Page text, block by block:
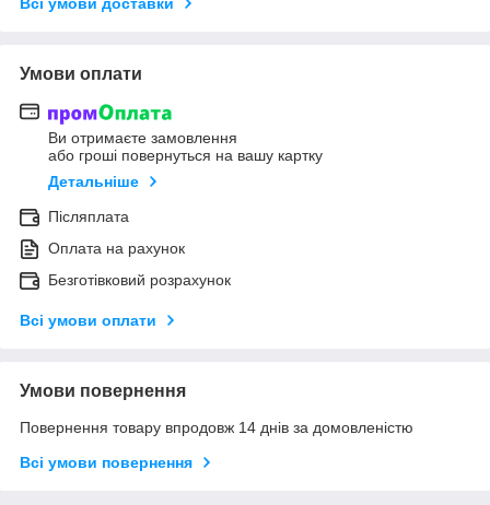
Всі умови доставки
Умови оплати
Ви отримаєте замовлення
або гроші повернуться на вашу картку
Детальніше
Післяплата
Оплата на рахунок
Безготівковий розрахунок
Всі умови оплати
Умови повернення
Повернення товару впродовж 14 днів за домовленістю
Всі умови повернення